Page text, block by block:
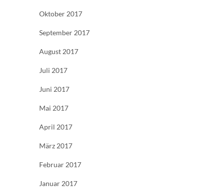
Oktober 2017
September 2017
August 2017
Juli 2017
Juni 2017
Mai 2017
April 2017
März 2017
Februar 2017
Januar 2017